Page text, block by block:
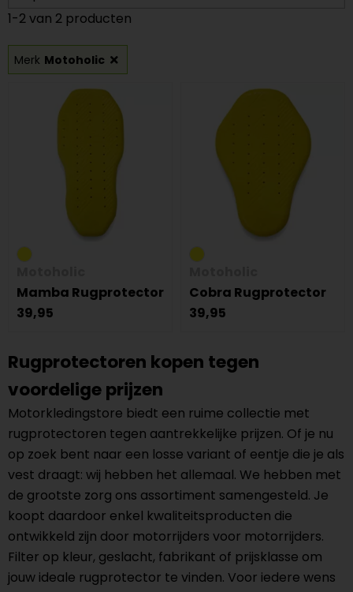
1-2 van 2 producten
Merk Motoholic
Mamba Rugprotector
39,95
Cobra Rugprotector
39,95
Rugprotectoren kopen tegen
voordelige prijzen
Motorkledingstore biedt een ruime collectie met
rugprotectoren tegen aantrekkelijke prijzen. Of je nu
op zoek bent naar een losse variant of eentje die je als
vest draagt: wij hebben het allemaal. We hebben met
de grootste zorg ons assortiment samengesteld. Je
koopt daardoor enkel kwaliteitsproducten die
ontwikkeld zijn door motorrijders voor motorrijders.
Filter op kleur, geslacht, fabrikant of prijsklasse om
jouw ideale rugprotector te vinden. Voor iedere wens